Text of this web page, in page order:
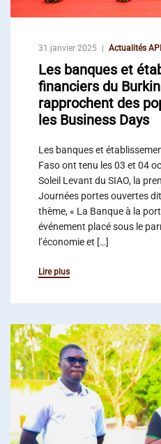
31 janvier 2025 Actualités
Les banques et
financiers du
rapprochent des
les Business Days
Les banques et
Faso ont tenu les 03 et 04
Soleil Levant du SIAO, la
Journées portes ouvertes
thème, « La Banque à la
événement placé sous le
l’économie et […]
Lire plus